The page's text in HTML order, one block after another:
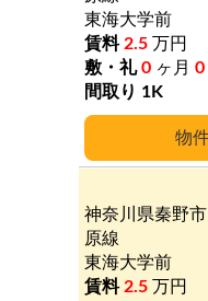
東海大学前
2.5 万円
0 ヶ月 0
1K
神奈川県秦野市
原線
東海大学前
2.5 万円